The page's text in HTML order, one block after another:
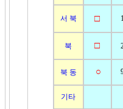
서 북 □
북 □
북 동 ○
기타